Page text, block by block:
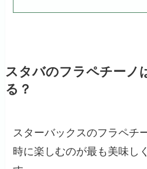
スタバのフラペチーノ
る？
スターバックスのフラペチ
時に楽しむのが最も美味し